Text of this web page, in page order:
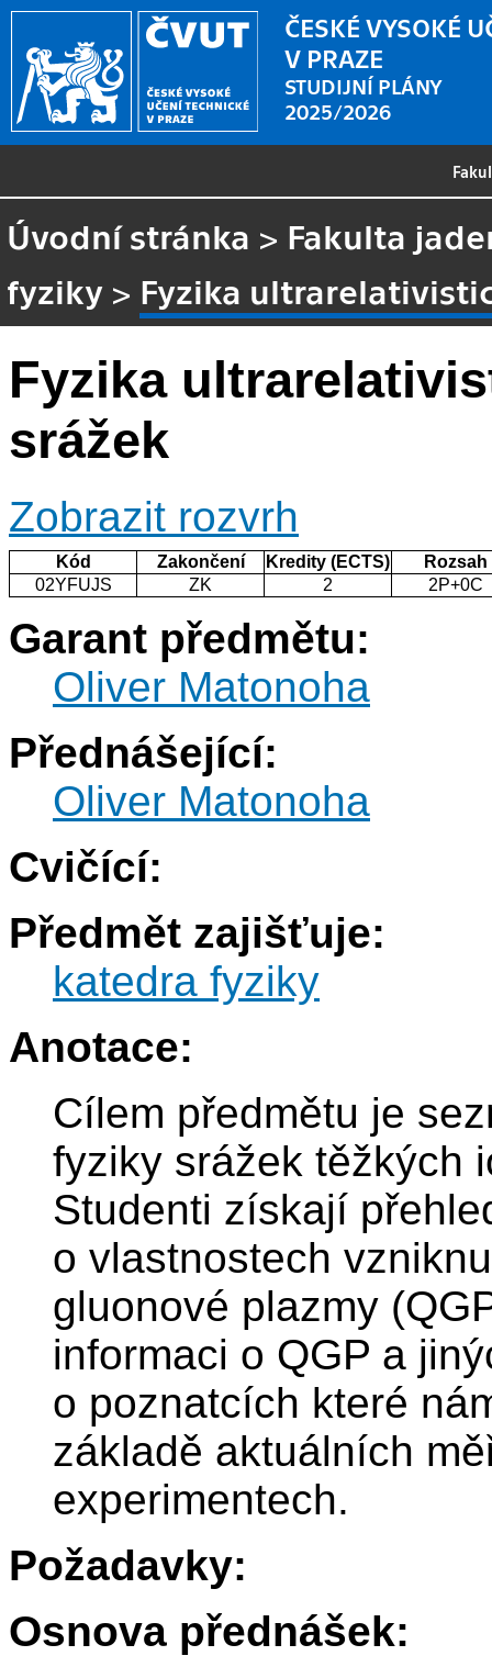
ČESKÉ VYSOKÉ
V PRAZE
STUDIJNÍ PLÁNY
2025/2026
Úvodní stránka > Fakulta
fyziky > Fyzika
Fyzika
srážek
Zobrazit rozvrh
Kód Zakončení Kredity (ECTS)
Rozsah
02YFUJS
ZK 2 2P+0C
Garant předmětu:
Oliver Matonoha
Přednášející:
Oliver Matonoha
Cvičící:
Předmět zajišťuje:
katedra fyziky
Anotace:
Cílem předmětu je
fyziky srážek těžkých
Studenti získají
o vlastnostech
gluonové plazmy
informaci o QGP a
o poznatcích které
základě aktuálních
experimentech.
Požadavky:
Osnova přednášek: